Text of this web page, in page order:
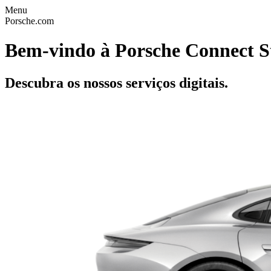
Menu
Porsche.com
Bem-vindo à Porsche Connect
Descubra os nossos serviços digitais.